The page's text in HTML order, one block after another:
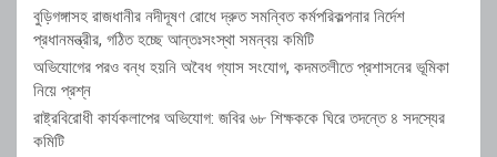
বুড়িগঙ্গাসহ রাজধানীর নদীদূষণ রোধে দ্রুত সমন্বিত কর্মপরিকল্পনার নির্দেশ
প্রধানমন্ত্রীর, গঠিত হচ্ছে আন্তঃসংস্থা সমন্বয় কমিটি
অভিযোগের পরও বন্ধ হয়নি অবৈধ গ্যাস সংযোগ, কদমতলীতে প্রশাসনের ভূমিকা
নিয়ে প্রশ্ন
রাষ্ট্রবিরোধী কার্যকলাপের অভিযোগ: জবির ৬৮ শিক্ষককে ঘিরে তদন্তে ৪ সদস্যের
কমিটি